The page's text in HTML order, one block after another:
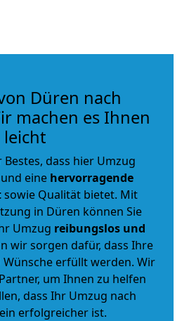
Düren nach
machen es Ihnen
leicht
dass hier Umzug
und eine hervorragende
sowie Qualität bietet. Mit
in Düren können Sie
Umzug reibungslos und
wir sorgen dafür, dass Ihre
erfüllt werden. Wir
um Ihnen zu helfen
dass Ihr Umzug nach
erfolgreicher ist.